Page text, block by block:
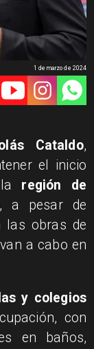
1 de marzo de 2024
Cataldo,
el inicio
región de
a pesar de
las obras de
a cabo en
y colegios
con
en baños,